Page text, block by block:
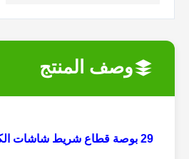
وصف المنتج
29 بوصة قطاع شريط شاشات الكريستال السائل الرقمية لافتات / امتدت شاشة LCD دعم 1080P فيديو HD كامل